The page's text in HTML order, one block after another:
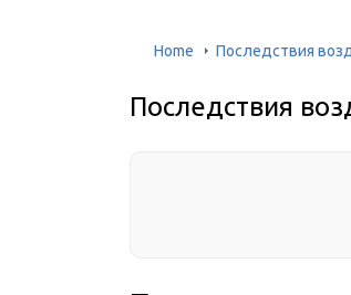
Home Последствия
Последствия